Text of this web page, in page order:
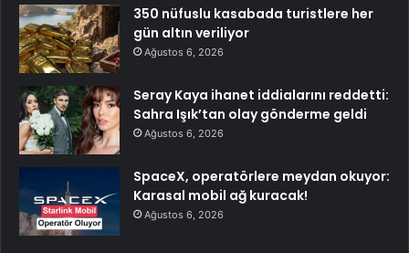
350 nüfuslu kasabada turistlere her
gün altın veriliyor
Ağustos 6, 2026
Seray Kaya ihanet iddialarını reddetti:
Sahra Işık’tan olay gönderme geldi
Ağustos 6, 2026
SpaceX, operatörlere meydan okuyor:
Karasal mobil ağ kuracak!
Ağustos 6, 2026